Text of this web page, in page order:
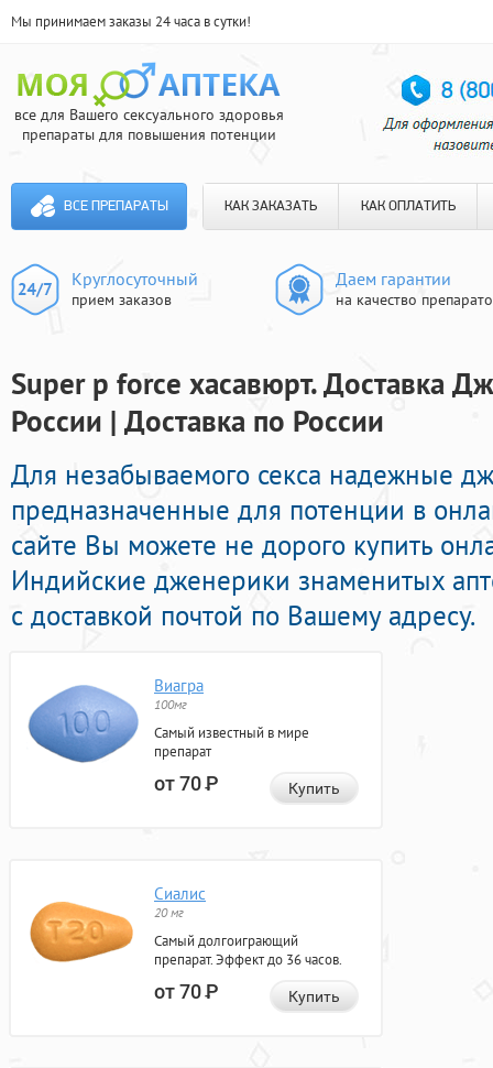
Мы принимаем заказы 24 часа в сутки!
все для Вашего сексуального здоровья
препараты для повышения потенции
ВСЕ ПРЕПАРАТЫ КАК ЗАКАЗАТЬ КАК ОПЛАТИТЬ
Круглосуточный
прием заказов
Даем гарантии
на качество
Super p force хасавюрт. Доставка
России | Доставка по России
Для незабываемого секса надежные
предназначенные для потенции в
сайте Вы можете не дорого купить
Индийские дженерики знаменитых
с доставкой почтой по Вашему адресу.
Виагра
100мг
Самый известный в мире
препарат
от 70Р Купить
Сиалис
20 мг
Самый долгоиграющий
препарат. Эффект до 36 часов.
от 70Р Купить